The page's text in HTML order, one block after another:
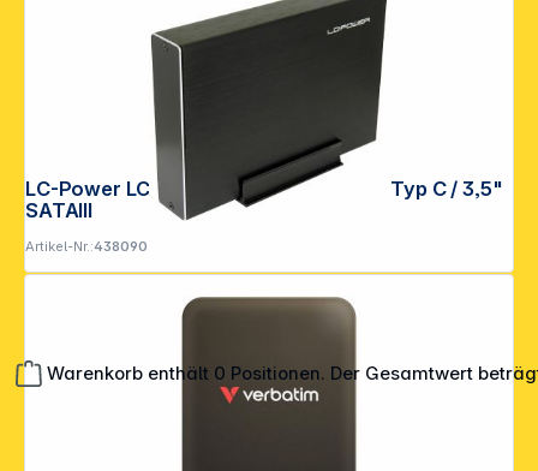
Warenkorb enthält 0 Positionen. Der Gesamtwert
LC-Power LC-35U3-Becrux-C1 USB 3.1 Typ C / 3,5"
SATAIII
Artikel-Nr.:438090